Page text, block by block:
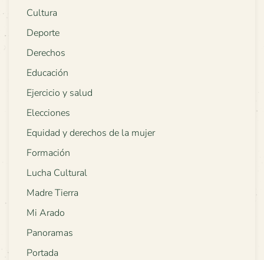
Cultura
Deporte
Derechos
Educación
Ejercicio y salud
Elecciones
Equidad y derechos de la mujer
Formación
Lucha Cultural
Madre Tierra
Mi Arado
Panoramas
Portada